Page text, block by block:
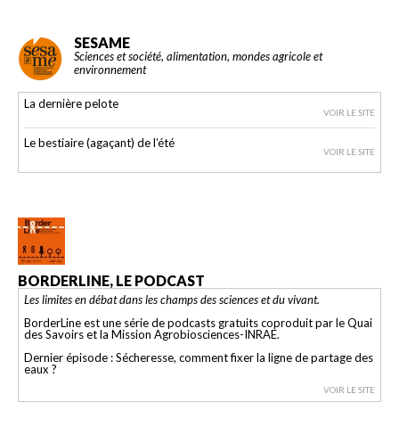
SESAME
Sciences et société, alimentation, mondes agricole et
environnement
La dernière pelote
VOIR LE SITE
Le bestiaire (agaçant) de l’été
VOIR LE SITE
BORDERLINE, LE PODCAST
Les limites en débat dans les champs des sciences et du vivant.
BorderLine est une série de podcasts gratuits coproduit par le Quai
des Savoirs et la Mission Agrobiosciences-INRAE.
Dernier épisode : Sécheresse, comment fixer la ligne de partage des
eaux ?
VOIR LE SITE